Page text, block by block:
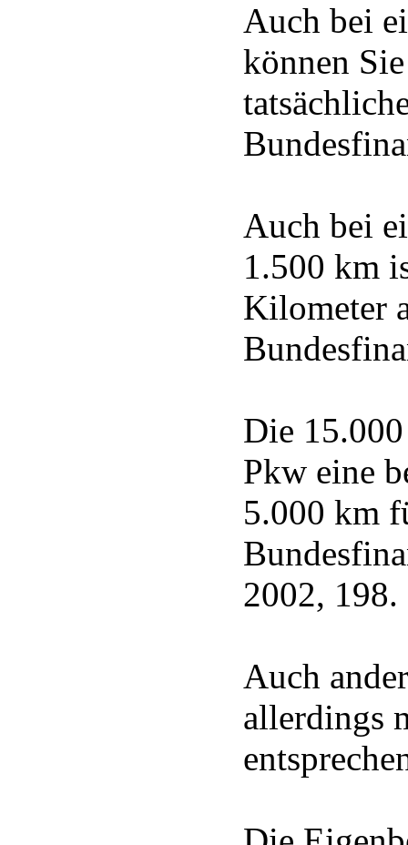
Auch bei
können
Auch bei
1.500 km
Kilometer
Die
Pkw eine
5.000 km
2002, 198.
Auch
allerdings